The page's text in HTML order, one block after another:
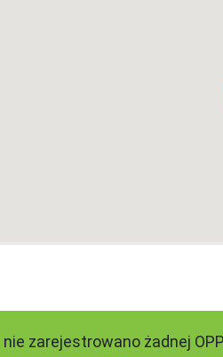
nie zarejestrowano żadnej